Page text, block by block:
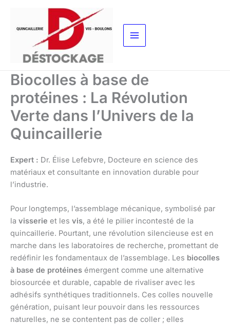
contenu
Biocolles à base de
protéines : La Révolution
Verte dans l’Univers de la
Quincaillerie
Expert : Dr. Élise Lefebvre, Docteure en science des
matériaux et consultante en innovation durable pour
l’industrie.
Pour longtemps, l’assemblage mécanique, symbolisé par
la visserie et les vis, a été le pilier incontesté de la
quincaillerie. Pourtant, une révolution silencieuse est en
marche dans les laboratoires de recherche, promettant de
redéfinir les fondamentaux de l’assemblage. Les biocolles
à base de protéines émergent comme une alternative
biosourcée et durable, capable de rivaliser avec les
adhésifs synthétiques traditionnels. Ces colles nouvelle
génération, puisant leur pouvoir dans les ressources
naturelles, ne se contentent pas de coller ; elles